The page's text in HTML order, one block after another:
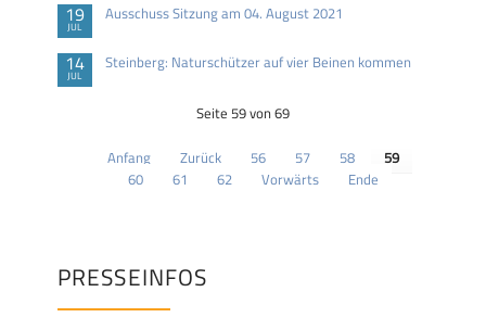
19
JUL
Ausschuss Sitzung am 04. August 2021
14
JUL
Steinberg: Naturschützer auf vier Beinen kommen
Seite 59 von 69
Anfang Zurück 56 57 58
59
60
61 62 Vorwärts Ende
PRESSEINFOS